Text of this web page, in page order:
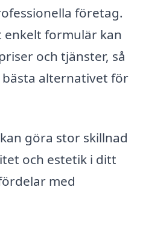
företag.
enkelt formulär kan
och tjänster, så
alternativet för
göra stor skillnad
och estetik i ditt
med